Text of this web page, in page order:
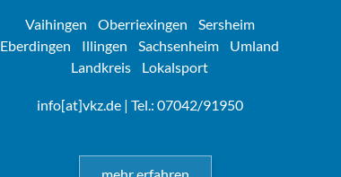
Vaihingen Oberriexingen
Sersheim
Eberdingen
Illingen Sachsenheim
Umland
Landkreis
Lokalsport
info[at]vkz.de| Tel.: 07042/91950